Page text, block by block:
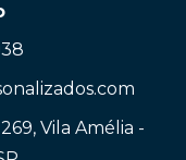
Vila Amélia -